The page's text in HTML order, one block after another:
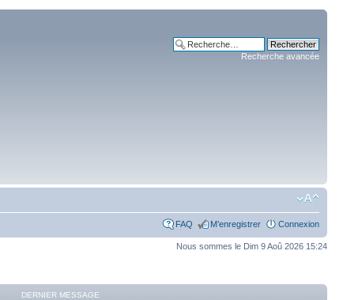
Recherche avancée
FAQ M’enregistrer Connexion
Nous sommes le Dim 9 Aoû 2026 15:24
DERNIER MESSAGE